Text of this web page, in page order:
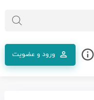
ورود و عضویت